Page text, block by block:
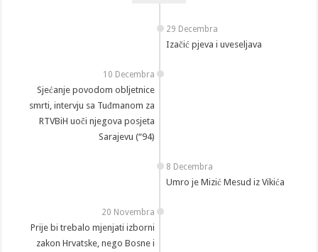
29 Decembra
Izačić pjeva i uveseljava
10 Decembra
Sjećanje povodom obljetnice
smrti, intervju sa Tuđmanom za
RTVBiH uoči njegova posjeta
Sarajevu (“94)
8 Decembra
Umro je Mizić Mesud iz Vikića
20 Novembra
Prije bi trebalo mjenjati izborni
zakon Hrvatske, nego Bosne i